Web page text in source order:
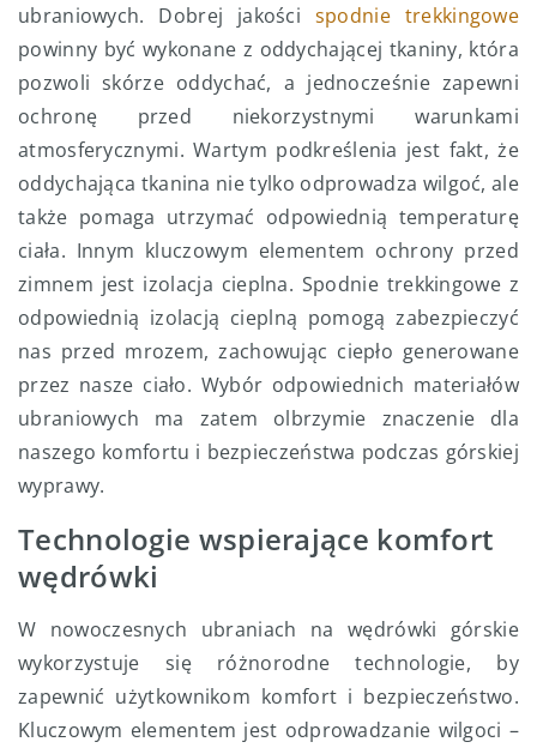
ubraniowych. Dobrej jakości spodnie trekkingowe
powinny być wykonane z oddychającej tkaniny, która
pozwoli skórze oddychać, a jednocześnie zapewni
ochronę przed niekorzystnymi warunkami
atmosferycznymi. Wartym podkreślenia jest fakt, że
oddychająca tkanina nie tylko odprowadza wilgoć, ale
także pomaga utrzymać odpowiednią temperaturę
ciała. Innym kluczowym elementem ochrony przed
zimnem jest izolacja cieplna. Spodnie trekkingowe z
odpowiednią izolacją cieplną pomogą zabezpieczyć
nas przed mrozem, zachowując ciepło generowane
przez nasze ciało. Wybór odpowiednich materiałów
ubraniowych ma zatem olbrzymie znaczenie dla
naszego komfortu i bezpieczeństwa podczas górskiej
wyprawy.
Technologie wspierające komfort
wędrówki
W nowoczesnych ubraniach na wędrówki górskie
wykorzystuje się różnorodne technologie, by
zapewnić użytkownikom komfort i bezpieczeństwo.
Kluczowym elementem jest odprowadzanie wilgoci –